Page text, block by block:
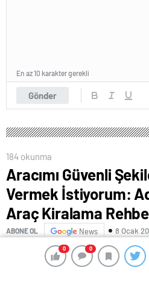
0 0
Gönder
En az 10 karakter gerekli
184 okunma
Aracımı Güvenli
Vermek İstiyorum:
Araç Kiralama
ABONE OL News 8 Ocak
0 0